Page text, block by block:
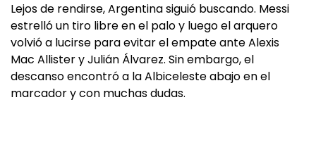
Lejos de rendirse, Argentina siguió buscando. Messi
estrelló un tiro libre en el palo y luego el arquero
volvió a lucirse para evitar el empate ante Alexis
Mac Allister y Julián Álvarez. Sin embargo, el
descanso encontró a la Albiceleste abajo en el
marcador y con muchas dudas.